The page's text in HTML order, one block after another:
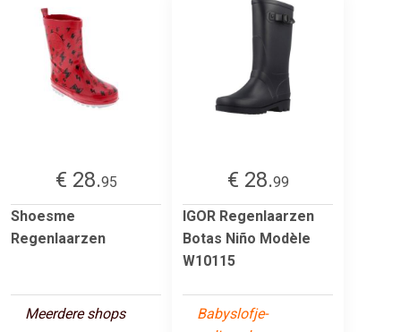
€ 28.95
Shoesme
Regenlaarzen
Meerdere shops
€ 28.99
IGOR Regenlaarzen
Botas Niño Modèle
W10115
Babyslofje-